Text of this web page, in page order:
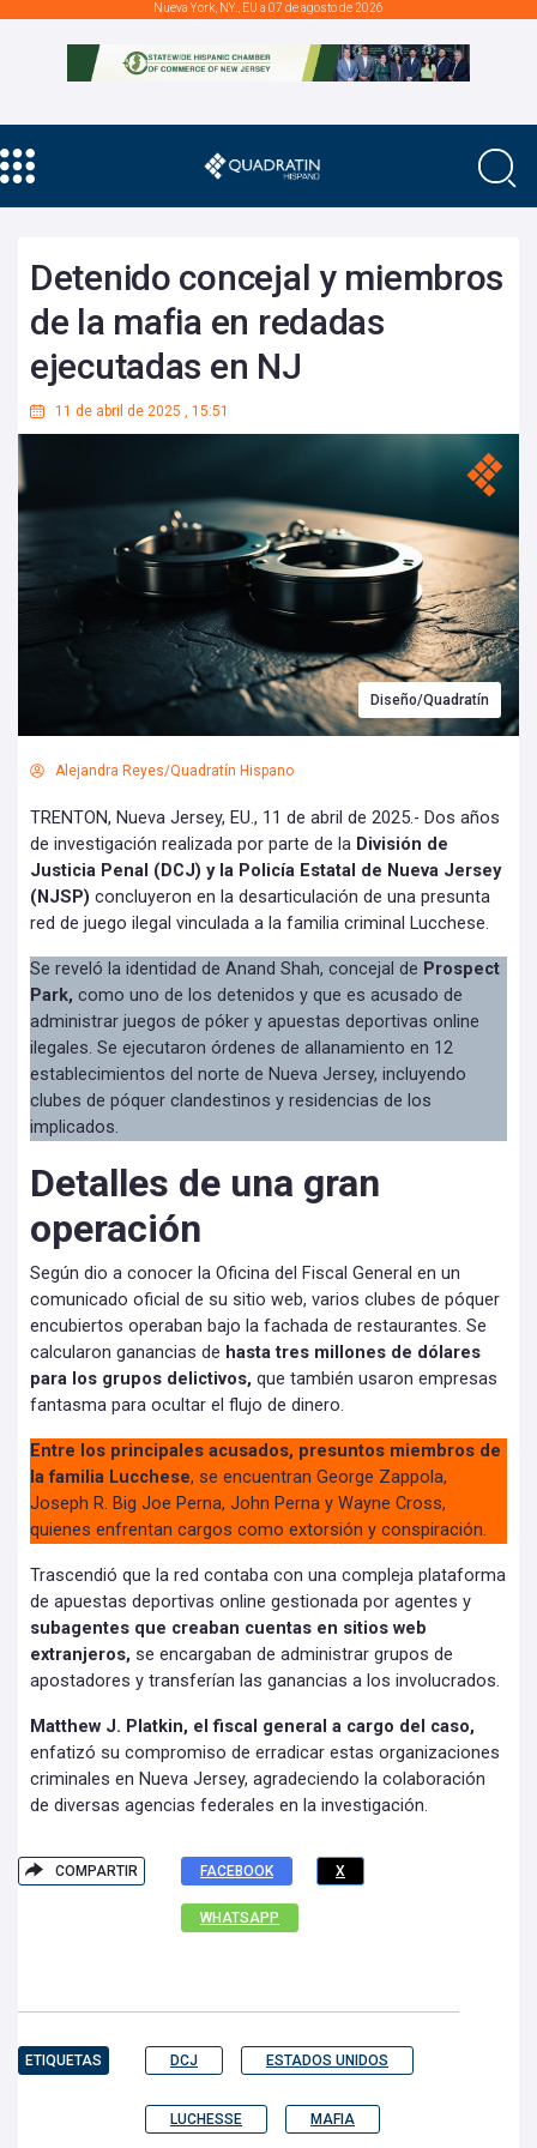
Nueva York, NY., EU a 07 de agosto de 2026
Detenido concejal y miembros
de la mafia en redadas
ejecutadas en NJ
11 de abril de 2025 , 15:51
Diseño/Quadratín
Alejandra Reyes/Quadratín Hispano
TRENTON, Nueva Jersey, EU., 11 de abril de 2025.- Dos años
de investigación realizada por parte de la División de
Justicia Penal (DCJ) y la Policía Estatal de Nueva Jersey
(NJSP) concluyeron en la desarticulación de una presunta
red de juego ilegal vinculada a la familia criminal Lucchese.
Se reveló la identidad de Anand Shah, concejal de Prospect
Park, como uno de los detenidos y que es acusado de
administrar juegos de póker y apuestas deportivas online
ilegales. Se ejecutaron órdenes de allanamiento en 12
establecimientos del norte de Nueva Jersey, incluyendo
clubes de póquer clandestinos y residencias de los
implicados.
Detalles de una gran
operación
Según dio a conocer la Oficina del Fiscal General en un
comunicado oficial de su sitio web, varios clubes de póquer
encubiertos operaban bajo la fachada de restaurantes. Se
calcularon ganancias de hasta tres millones de dólares
para los grupos delictivos, que también usaron empresas
fantasma para ocultar el flujo de dinero.
Entre los principales acusados, presuntos miembros de
la familia Lucchese, se encuentran George Zappola,
Joseph R. Big Joe Perna, John Perna y Wayne Cross,
quienes enfrentan cargos como extorsión y conspiración.
Trascendió que la red contaba con una compleja plataforma
de apuestas deportivas online gestionada por agentes y
subagentes que creaban cuentas en sitios web
extranjeros, se encargaban de administrar grupos de
apostadores y transferían las ganancias a los involucrados.
Matthew J. Platkin, el fiscal general a cargo del caso,
enfatizó su compromiso de erradicar estas organizaciones
criminales en Nueva Jersey, agradeciendo la colaboración
de diversas agencias federales en la investigación.
COMPARTIR FACEBOOK X
WHATSAPP
ETIQUETAS DCJ ESTADOS UNIDOS
LUCHESSE MAFIA